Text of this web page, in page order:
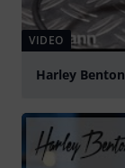
VIDEO
Harley